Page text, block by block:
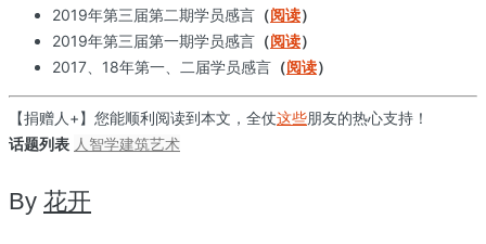
2019年第三届第二期学员感言 （阅读）
2019年第三届第一期学员感言 （阅读）
2017、18年第一、二届学员感言 （阅读）
【捐赠人+】您能顺利阅读到本文，全仗这些朋友的热心支持！
话题列表 人智学建筑艺术
By 花开